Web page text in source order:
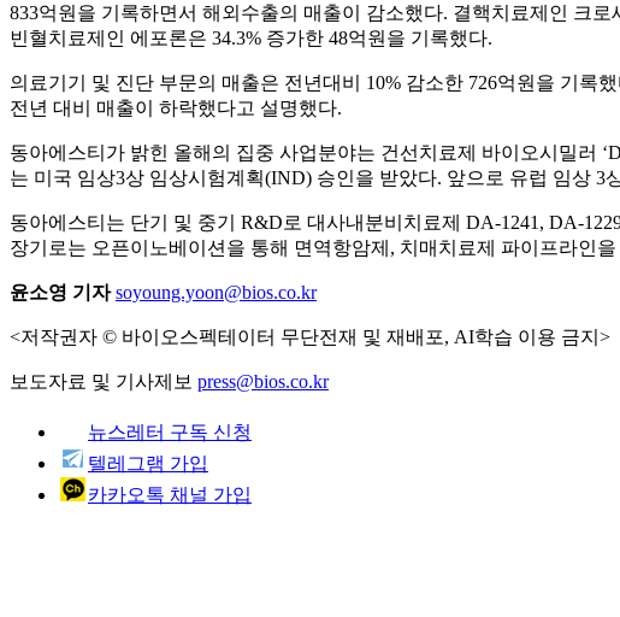
833억원을 기록하면서 해외수출의 매출이 감소했다. 결핵치료제인 크
빈혈치료제인 에포론은 34.3% 증가한 48억원을 기록했다.
의료기기 및 진단 부문의 매출은 전년대비 10% 감소한 726억원을 기
전년 대비 매출이 하락했다고 설명했다.
동아에스티가 밝힌 올해의 집중 사업분야는 건선치료제 바이오시밀러
는 미국 임상3상 임상시험계획(IND) 승인을 받았다. 앞으로 유럽 임상 3
동아에스티는 단기 및 중기 R&D로 대사내분비치료제 DA-1241, DA-
장기로는 오픈이노베이션을 통해 면역항암제, 치매치료제 파이프라인
윤소영 기자 soyoung.yoon@bios.co.kr
<저작권자 © 바이오스펙테이터 무단전재 및 재배포, AI학습 이용 금지>
보도자료 및 기사제보 press@bios.co.kr
뉴스레터 구독 신청
텔레그램 가입
카카오톡 채널 가입